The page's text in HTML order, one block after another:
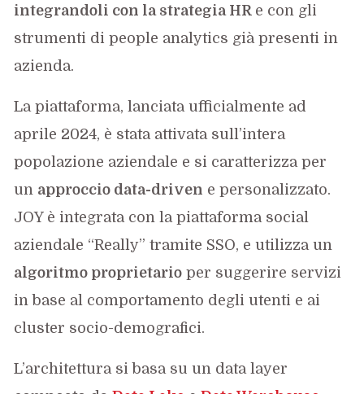
integrandoli con la strategia HR e con gli
strumenti di people analytics già presenti in
azienda.
La piattaforma, lanciata ufficialmente ad
aprile 2024, è stata attivata sull’intera
popolazione aziendale e si caratterizza per
un approccio data-driven e personalizzato.
JOY è integrata con la piattaforma social
aziendale “Really” tramite SSO, e utilizza un
algoritmo proprietario per suggerire servizi
in base al comportamento degli utenti e ai
cluster socio-demografici.
L’architettura si basa su un data layer